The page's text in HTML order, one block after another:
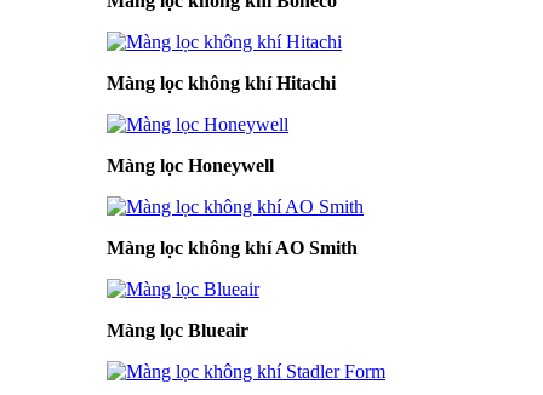
Màng lọc không khí Hitachi
Màng lọc Honeywell
Màng lọc không khí AO Smith
Màng lọc Blueair